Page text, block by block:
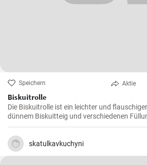
Speichern Aktie
Biskuitrolle
Die Biskuitrolle ist ein leichter und
dünnem Biskuitteig und verschiedenen
skatulkavkuchyni